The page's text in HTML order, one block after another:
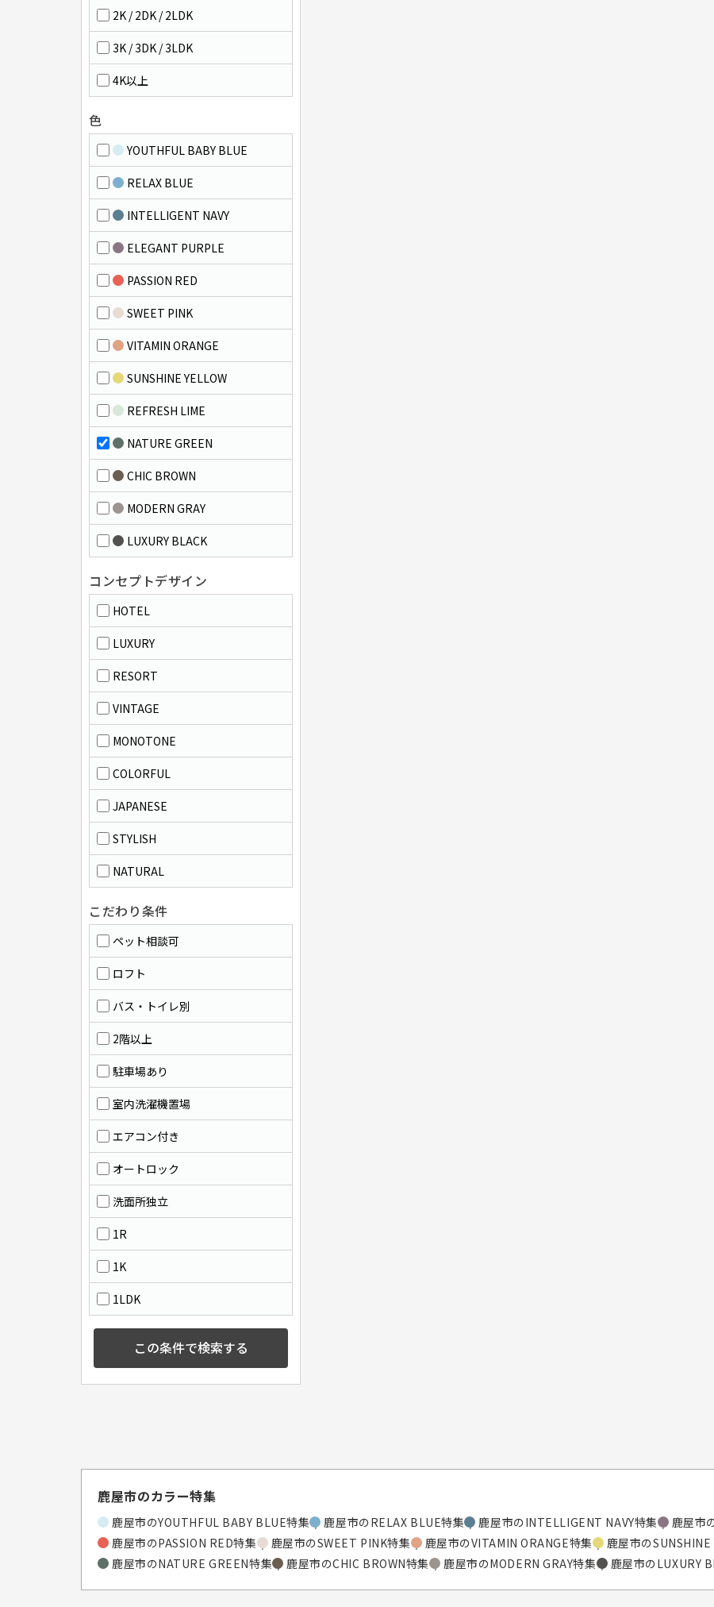
2K / 2DK / 2LDK
3K / 3DK / 3LDK
4K以上
色
YOUTHFUL BABY BLUE
RELAX BLUE
INTELLIGENT NAVY
ELEGANT PURPLE
PASSION RED
SWEET PINK
VITAMIN ORANGE
SUNSHINE YELLOW
REFRESH LIME
NATURE GREEN
CHIC BROWN
MODERN GRAY
LUXURY BLACK
コンセプトデザイン
HOTEL
LUXURY
RESORT
VINTAGE
MONOTONE
COLORFUL
JAPANESE
STYLISH
NATURAL
こだわり条件
ペット相談可
ロフト
バス・トイレ別
2階以上
駐車場あり
室内洗濯機置場
エアコン付き
オートロック
洗面所独立
1R
1K
1LDK
この条件で検索する
鹿屋市のカラー特集
鹿屋市のYOUTHFUL BABY BLUE特集 鹿屋市のRELAX BLUE特集 鹿屋市のINTELLIGENT NAVY特集
鹿屋市
鹿屋市のPASSION RED特集
鹿屋市のSWEET PINK特集 鹿屋市のVITAMIN ORANGE特集 鹿屋市の
鹿屋市のNATURE GREEN特集
鹿屋市のCHIC BROWN特集 鹿屋市のMODERN GRAY特集 鹿屋市のLUXURY